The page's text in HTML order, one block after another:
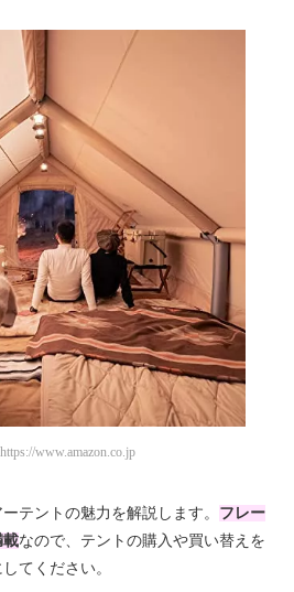
https://www.amazon.co.jp
テントの魅力を解説します。 フレー
載なので、テントの購入や買い替えを
てください。